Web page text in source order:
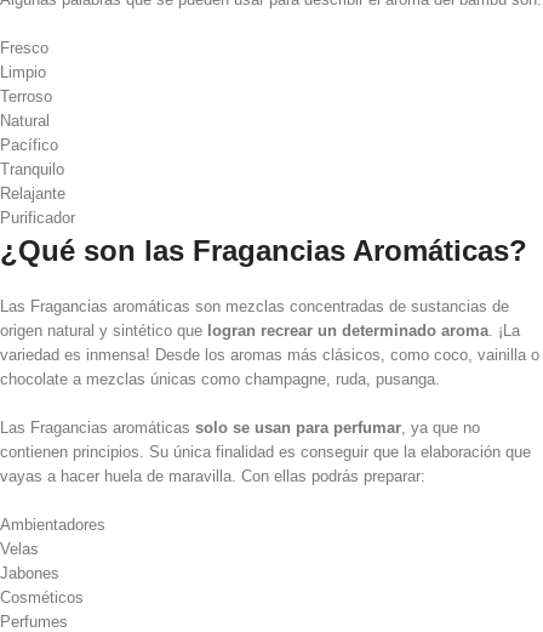
Fresco
Limpio
Terroso
Natural
Pacífico
Tranquilo
Relajante
Purificador
¿Qué son las Fragancias Aromáticas?
Las Fragancias aromáticas son mezclas concentradas de sustancias de
origen natural y sintético que logran recrear un determinado aroma. ¡La
variedad es inmensa! Desde los aromas más clásicos, como coco, vainilla o
chocolate a mezclas únicas como champagne, ruda, pusanga.
Las Fragancias aromáticas solo se usan para perfumar, ya que no
contienen principios. Su única finalidad es conseguir que la elaboración que
vayas a hacer huela de maravilla. Con ellas podrás preparar:
Ambientadores
Velas
Jabones
Cosméticos
Perfumes